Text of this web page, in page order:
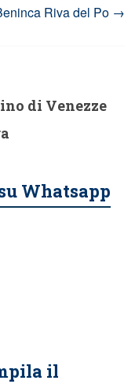
Riva del Po →
di Venezze
Whatsapp
il